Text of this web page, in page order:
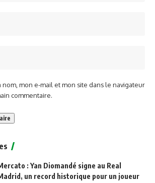
mon e-mail et mon site dans le navigateur
commentaire.
: Yan Diomandé signe au Real
un record historique pour un joueur